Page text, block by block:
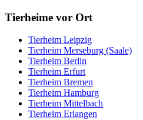
Tierheime vor Ort
Tierheim Leipzig
Tierheim Merseburg (Saale)
Tierheim Berlin
Tierheim Erfurt
Tierheim Bremen
Tierheim Hamburg
Tierheim Mittelbach
Tierheim Erlangen